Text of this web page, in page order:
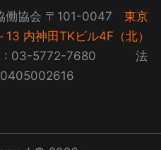
働協会 〒101-0047 東京
内神田TKビル4F（北）
: 03-5772-7680 法